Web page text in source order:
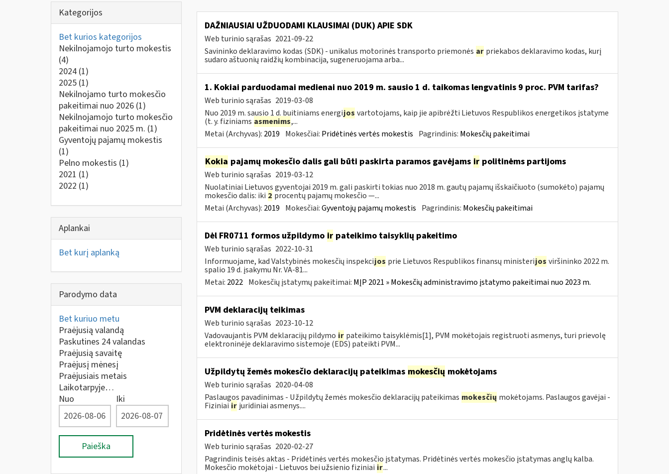
Kategorijos
Bet kurios kategorijos
Nekilnojamojo turto mokestis
(4)
2024 (1)
2025 (1)
Nekilnojamo turto mokesčio
pakeitimai nuo 2026 (1)
Nekilnojamojo turto mokesčio
pakeitimai nuo 2025 m. (1)
Gyventojų pajamų mokestis
(1)
Pelno mokestis (1)
2021 (1)
2022 (1)
Aplankai
Bet kurį aplanką
Parodymo data
Bet kuriuo metu
Praėjusią valandą
Paskutines 24 valandas
Praėjusią savaitę
Praėjusį mėnesį
Praėjusiais metais
Laikotarpyje…
Nuo
Iki
Paieška
DAŽNIAUSIAI UŽDUODAMI KLAUSIMAI (DUK) APIE SDK
Web turinio sąrašas 2021-09-22
Savininko deklaravimo kodas (SDK) - unikalus motorinės transporto priemonės ar priekabos deklaravimo kodas, kurį
sudaro aštuonių raidžių kombinacija, sugeneruojama arba...
1. Kokiai parduodamai medienai nuo 2019 m. sausio 1 d. taikomas lengvatinis 9 proc. PVM tarifas?
Web turinio sąrašas 2019-03-08
Nuo 2019 m. sausio 1 d. buitiniams energijos vartotojams, kaip jie apibrėžti Lietuvos Respublikos energetikos įstatyme
(t. y. fiziniams asmenims,...
Metai (Archyvas): 2019 Mokesčiai: Pridėtinės vertės mokestis Pagrindinis: Mokesčių pakeitimai
Kokia pajamų mokesčio dalis gali būti paskirta paramos gavėjams irpolitinėms partijoms
Web turinio sąrašas 2019-03-12
Nuolatiniai Lietuvos gyventojai 2019 m. gali paskirti tokias nuo 2018 m. gautų pajamų išskaičiuoto (sumokėto) pajamų
mokesčio dalis: iki 2 procentų pajamų mokesčio —...
Metai (Archyvas): 2019 Mokesčiai:Gyventojų pajamų mokestis Pagrindinis: Mokesčių pakeitimai
Dėl FR0711 formos užpildymo irpateikimo taisyklių pakeitimo
Web turinio sąrašas 2022-10-31
Informuojame, kad Valstybinės mokesčių inspekcijos prie Lietuvos Respublikos finansų ministerijos viršininko 2022 m.
spalio 19 d. įsakymu Nr. VA-81...
Metai: 2022 Mokesčių įstatymų pakeitimai: MĮP 2021 » Mokesčių administravimo įstatymo pakeitimai nuo 2023 m.
PVM deklaracijų teikimas
Web turinio sąrašas 2023-10-12
Vadovaujantis PVM deklaracijų pildymo ir pateikimo taisyklėmis[1], PVM mokėtojais registruoti asmenys, turi prievolę
elektroninėje deklaravimo sistemoje (EDS) pateikti PVM...
Užpildytų žemės mokesčio deklaracijų pateikimas mokesčių mokėtojams
Web turinio sąrašas 2020-04-08
Paslaugos pavadinimas - Užpildytų žemės mokesčio deklaracijų pateikimas mokesčių mokėtojams. Paslaugos gavėjai -
Fiziniai ir juridiniai asmenys....
Pridėtinės vertės mokestis
Web turinio sąrašas 2020-02-27
Pagrindinis teisės aktas - Pridėtinės vertės mokesčio įstatymas. Pridėtinės vertės mokesčio įstatymas anglų kalba.
Mokesčio mokėtojai - Lietuvos bei užsienio fiziniai ir...